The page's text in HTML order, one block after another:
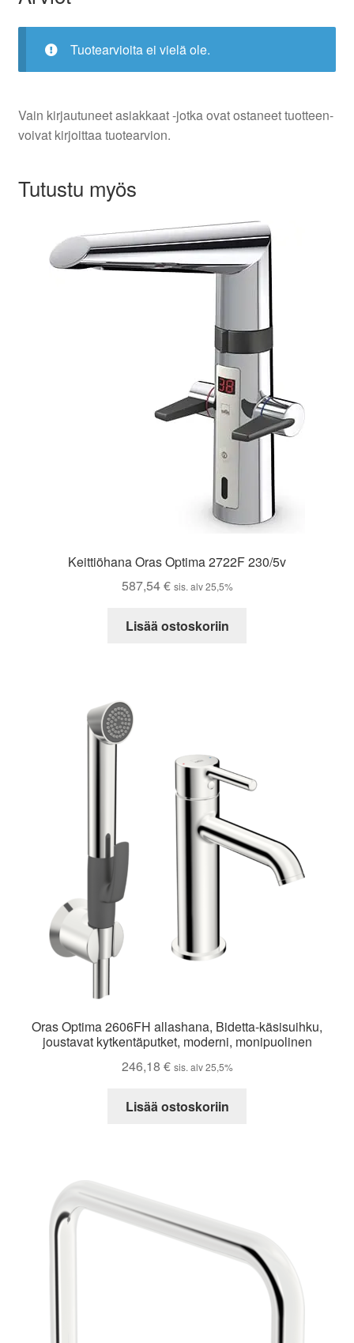
Tuotearvioita ei vielä ole.
Vain kirjautuneet asiakkaat -jotka ovat ostaneet tuotteen-
voivat kirjoittaa tuotearvion.
Tutustu myös
Keittiöhana Oras Optima 2722F 230/5v
587,54€ sis. alv 25,5%
Lisää ostoskoriin
Oras Optima 2606FH allashana, Bidetta-käsisuihku,
joustavat kytkentäputket, moderni, monipuolinen
246,18 € sis. alv 25,5%
Lisää ostoskoriin